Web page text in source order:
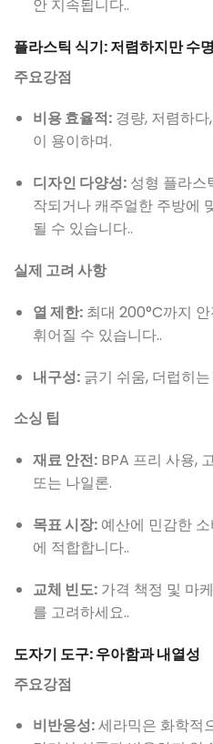
안 지속됩니다..
플라스틱 식기: 저렴하지만 수
주요강점
비용 효율적:경량, 저렴하다
이 용이하며.
디자인 다양성:성형 플라스
작되거나 캐주얼한 주방에
될 수 있습니다..
실제 고려 사항
열 제한:최대 200°C까지
휘어질 수 있습니다..
내구성:긁기 쉬움, 더럽히
소싱 팁
재료 안전:BPA 프리 사용,
또는 나일론.
목표 시장:예산에 민감한
에 적합합니다..
교체 빈도:가격 책정 및 마
를 고려하세요..
도자기 도구: 우아함과 내열성
주요강점
비반응성:세라믹은 화학적